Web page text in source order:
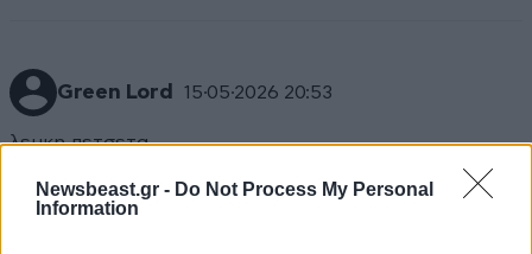
Newsbeast.gr - Do Not Process My Personal
Information
Green Lord 15·05·2026 20:53
λευκη πετσετα...
Απαντήστε 1